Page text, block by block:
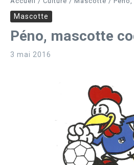
Mascotte
Péno, mascotte
3 mai 2016